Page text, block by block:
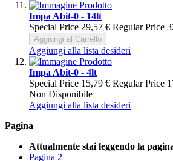
Impa Abit-0 - 14lt
Special Price 29,57 € Regular Price
Aggiungi al Carrello
Aggiungi alla lista desideri
Impa Abit-0 - 4lt
Special Price 15,79 € Regular Price
Non Disponibile
Aggiungi alla lista desideri
Pagina
Attualmente stai leggendo la
Pagina 2